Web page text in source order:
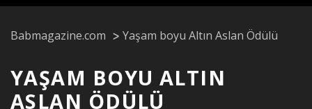
Babmagazine.com Yaşam boyu Altın Aslan Ödülü
YAŞAM BOYU ALTIN
ASLAN ÖDÜLÜ